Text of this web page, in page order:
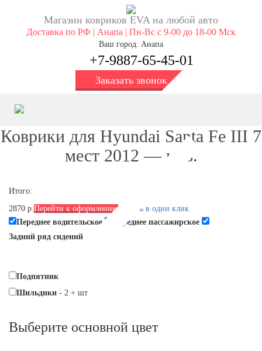
Магазин ковриков EVA ​на любой авто
Доставка по РФ | Анапа | Пн-Вс с 9-00 до 18-00 Мск
Ваш город: Анапа
+7-9887-65-45-01
Заказать звонок
Коврики для Hyundai Santa Fe III 7
мест 2012 — н. в.
Итого:
2870 р.Перейти к оформлениюКупить в один клик
Переднее водительское
Переднее пассажирское
Задний ряд сидений
Подпятник
Шильдики - 2 + шт
Выберите oсновной цвет